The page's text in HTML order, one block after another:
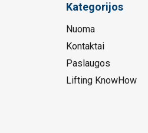
Kategorijos
Nuoma
Kontaktai
Paslaugos
Lifting KnowHow